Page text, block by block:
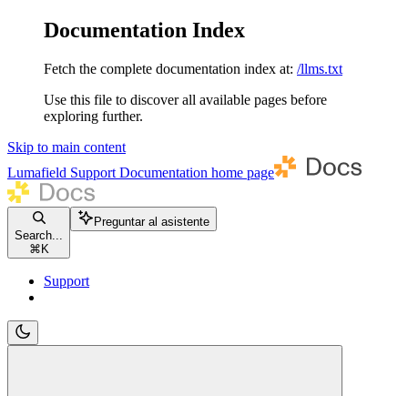
Documentation Index
Fetch the complete documentation index at: /llms.txt
Use this file to discover all available pages before
exploring further.
Skip to main content
Lumafield Support Documentation home page
Search...
⌘ K
Preguntar al asistente
Support